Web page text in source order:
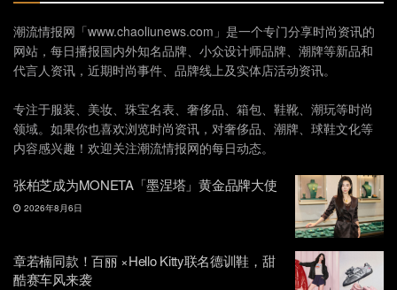
潮流情报网「www.chaoliunews.com」是一个专门分享时尚资讯的
网站，每日播报国内外知名品牌、小众设计师品牌、潮牌等新品和
代言人资讯，近期时尚事件、品牌线上及实体店活动资讯。
专注于服装、美妆、珠宝名表、奢侈品、箱包、鞋靴、潮玩等时尚
领域。如果你也喜欢浏览时尚资讯，对奢侈品、潮牌、球鞋文化等
内容感兴趣！欢迎关注潮流情报网的每日动态。
张柏芝成为MONETA「墨涅塔」黄金品牌大使
2026年8月6日
章若楠同款！百丽 ×Hello Kitty联名德训鞋，甜
酷赛车风来袭